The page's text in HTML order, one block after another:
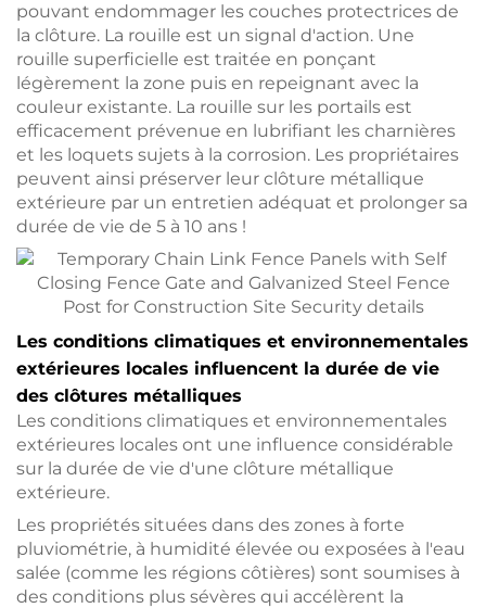
pouvant endommager les couches protectrices de
la clôture. La rouille est un signal d'action. Une
rouille superficielle est traitée en ponçant
légèrement la zone puis en repeignant avec la
couleur existante. La rouille sur les portails est
efficacement prévenue en lubrifiant les charnières
et les loquets sujets à la corrosion. Les propriétaires
peuvent ainsi préserver leur clôture métallique
extérieure par un entretien adéquat et prolonger sa
durée de vie de 5 à 10 ans !
Les conditions climatiques et environnementales
extérieures locales influencent la durée de vie
des clôtures métalliques
Les conditions climatiques et environnementales
extérieures locales ont une influence considérable
sur la durée de vie d'une clôture métallique
extérieure.
Les propriétés situées dans des zones à forte
pluviométrie, à humidité élevée ou exposées à l'eau
salée (comme les régions côtières) sont soumises à
des conditions plus sévères qui accélèrent la